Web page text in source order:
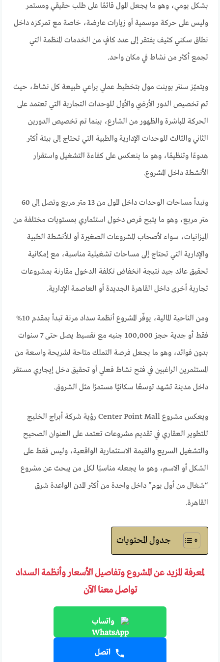
بشكل يومي، وهو ما يجعل المول قائمًا على طلب حقيقي ومستمر
وليس على حركة موسمية أو زيارات عارضة، خاصة مع تمركزه داخل
نطاق سكني كثيف يفتقر إلى عدد كافٍ من الخدمات المنظمة التي
تجمع أكثر من نشاط في مكان واحد.
ويتميّز سنتر بوينت مول بتخطيط عملي يراعي طبيعة كل نشاط، حيث
تم تخصيص الدور الأرضي والأول للوحدات التجارية التي تعتمد على
الحركة المباشرة والظهور من الشارع، بينما تم تخصيص الدورين
الثاني والثالث للوحدات الإدارية والطبية التي تحتاج إلى بيئة أكثر
هدوءًا وتنظيمًا، وهو ما ينعكس على كفاءة التشغيل واستقرار
الأنشطة داخل المشروع.
وتبدأ مساحات الوحدات داخل المول من 13 متر مربع وتصل إلى 60
متر مربع، وهو ما يتيح فرص دخول استثماري بمستويات مختلفة من
الميزانيات، سواء لأصحاب المشروعات الصغيرة أو للأنشطة الطبية
والإدارية التي تحتاج إلى مساحات تشغيلية مناسبة، مع إمكانية
تحقيق عائد جيد نتيجة انخفاض تكلفة الدخول مقارنة بمشروعات
تجارية أخرى داخل القاهرة الجديدة أو العاصمة الإدارية.
ومن الناحية المالية، يوفّر المشروع أنظمة سداد مرنة تبدأ بمقدم 10%
فقط أو جدية حجز 100,000 جنيه مع تقسيط يصل حتى 7 سنوات
بدون فوائد، وهو ما يجعل فرصة التملك متاحة لشريحة واسعة من
المستثمرين الراغبين في فتح نشاط فعلي أو تحقيق دخل إيجاري مستقر
داخل مدينة تشهد توسعًا سكانيًا مستمرًا مثل الشروق.
ويعكس مشروع Center Point Mall رؤية شركة أبراج الخليج
للتطوير العقاري في تقديم مشروعات تعتمد على العنوان الصحيح
والتشغيل السريع والقيمة الاستثمارية الواقعية، وليس فقط على
الشكل أو الاسم، وهو ما يجعله مناسبًا لكل من يبحث عن مشروع
“شغال من أول يوم” داخل واحدة من أكثر المدن الواعدة شرق
القاهرة.
جدول المحتويات
لمعرفة المزيد عن المشروع وتفاصيل الأسعار وأنظمة السداد
تواصل معنا الآن
واتساب
اتصل